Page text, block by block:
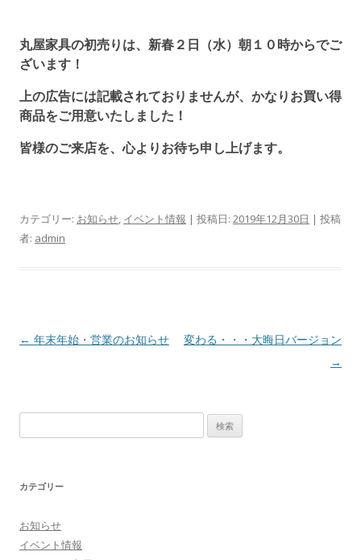
丸屋家具の初売りは、新春２日（水）朝１０時からでご
ざいます！
上の広告には記載されておりませんが、かなりお買い得
商品をご用意いたしました！
皆様のご来店を、心よりお待ち申し上げます。
カテゴリー: お知らせ イベント情報 | 投稿日: 2019年12月30日 | 投稿
者: admin
投
ン
← 年末年始・営業のお知らせ
変わる・・・大晦日バージョン
→
索
カテゴリー
お知らせ
イベント情報